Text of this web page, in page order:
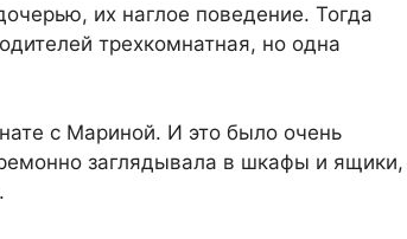
их наглое поведение. Тогда
трехкомнатная, но одна
с Мариной. И это было очень
заглядывала в шкафы и ящики,